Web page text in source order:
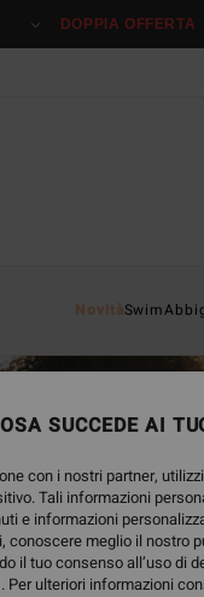
DOPPIA OFFERTA
NovitàSwim
SUCCEDE AI
con i nostri partner,
Tali informazioni
e informazioni
conoscere meglio il nostro
il tuo consenso all’uso di
Per ulteriori informazioni